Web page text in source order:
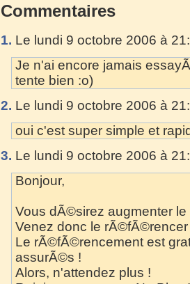
Commentaires
1. Le lundi 9 octobre 2006 à
Je n'ai encore jamais
tente bien :o)
2. Le lundi 9 octobre 2006 à
oui c'est super simple et
3. Le lundi 9 octobre 2006 à
Bonjour,
Vous dÃ©sirez augmenter
Venez donc le
Le rÃ©fÃ©rencement est
assurÃ©s !
Alors, n'attendez plus !